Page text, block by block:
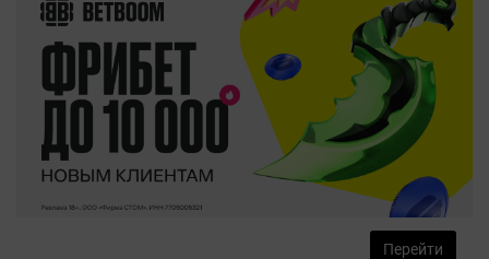
Перейти